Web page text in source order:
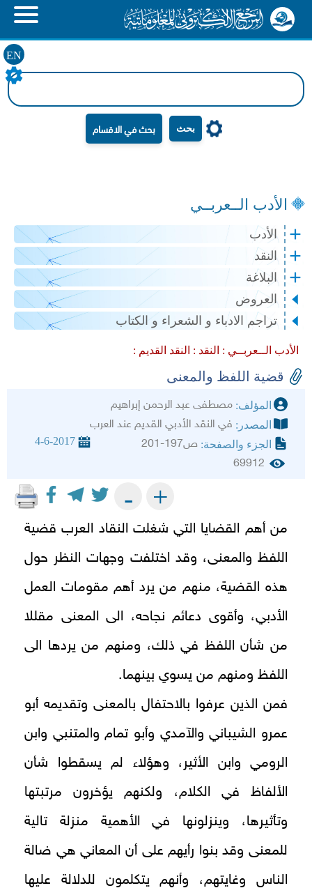
EN
بحث
الأدب الــعربــي
الأدب
النقد
البلاغة
العروض
تراجم الادباء و الشعراء و الكتاب
الأدب الــعربــي : النقد : النقد القديم :
قضية اللفظ والمعنى
المؤلف: مصطفى عبد الرحمن إبراهيم
المصدر: في النقد الأدبي القديم عند العرب
الجزء والصفحة: ص197-201 4-6-2017
69912
+
-
من أهم القضايا التي شغلت النقاد العرب قضية
اللفظ والمعنى، وقد اختلفت وجهات النظر حول
هذه القضية، منهم من يرد أهم مقومات العمل
الأدبي، وأقوى دعائم نجاحه، الى المعنى مقللا
من شأن اللفظ في ذلك، ومنهم من يردها الى
اللفظ ومنهم من يسوي بينهما.
فمن الذين عرفوا بالاحتفال بالمعنى وتقديمه أبو
عمرو الشيباني والآمدي وأبو تمام والمتنبي وابن
الرومي وابن الأثير، وهؤلاء لم يسقطوا شأن
الألفاظ في الكلام، ولكنهم يؤخرون مرتبتها
وتأثيرها، وينزلونها في الأهمية منزلة تالية
للمعنى وقد بنوا رأيهم على أن المعاني هي ضالة
الناس وغايتهم، وأنهم يتكلمون للدلالة عليها